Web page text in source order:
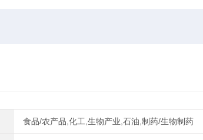
食品/农产品,化工,生物产业,石油,制药/生物制药